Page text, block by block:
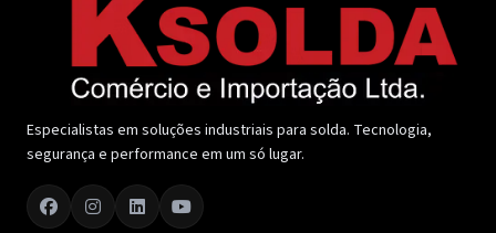
Especialistas em soluções industriais para solda. Tecnologia,
segurança e performance em um só lugar.